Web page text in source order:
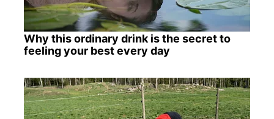
Why this ordinary drink is the secret to
feeling your best every day